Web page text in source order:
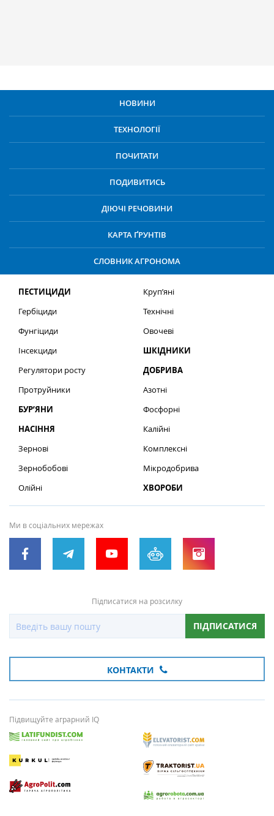
НОВИНИ
ТЕХНОЛОГІЇ
ПОЧИТАТИ
ПОДИВИТИСЬ
ДІЮЧІ РЕЧОВИНИ
КАРТА ҐРУНТІВ
СЛОВНИК АГРОНОМА
ПЕСТИЦИДИ
Гербіциди
Фунгіциди
Інсекциди
Регулятори росту
Протруйники
БУР’ЯНИ
НАСІННЯ
Зернові
Зернобобові
Олійні
Круп’яні
Технічні
Овочеві
ШКІДНИКИ
ДОБРИВА
Азотні
Фосфорні
Калійні
Комплексні
Мікродобрива
ХВОРОБИ
Ми в соціальних мережах
Підписатися на розсилку
ПІДПИСАТИСЯ
КОНТАКТИ
Підвищуйте аграрний IQ